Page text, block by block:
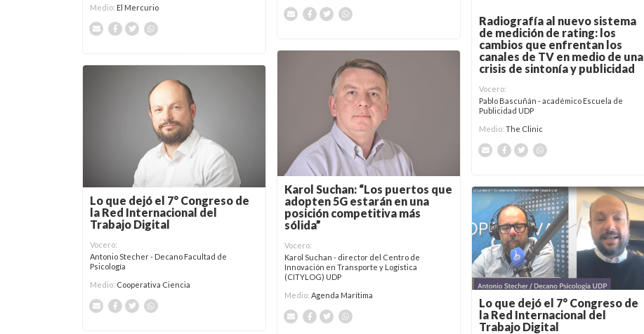
Medio: El Mercurio
Radiografía al nuevo sistema
de medición de rating: los
cambios que enfrentan los
canales de TV en medio de una
crisis de sintonía y publicidad
Vocero:
Pablo Bascuñán - académico Escuela de
Publicidad UDP
Medio:The Clinic
Karol Suchan: “Los puertos que
adopten 5G estarán en una
posición competitiva más
sólida”
Vocero:
Karol Suchan - director del Centro de
Innovación en Transporte y Logística
(CITYLOG) UDP
Medio: Agenda Marítima
Lo que dejó el 7° Congreso de
la Red Internacional del
Trabajo Digital
Vocero:
Antonio Stecher - Decano Facultad de
Psicología
Medio: Cooperativa Ciencia
Lo que dejó el 7° Congreso de
la Red Internacional del
Trabajo Digital